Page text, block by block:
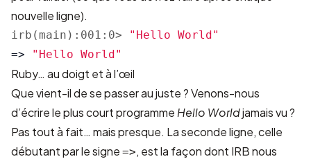
nouvelle ligne).
irb(main):001:0>
"Hello World"
=>
"Hello World"
Ruby… au doigt et à l’œil
Que vient-il de se passer au juste ? Venons-nous
d’écrire le plus court programme Hello Worldjamais vu ?
Pas tout à fait… mais presque. La seconde ligne, celle
débutant par le signe =>, est la façon dont IRB nous